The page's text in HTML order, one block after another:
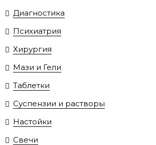
Диагностика
Психиатрия
Хирургия
Мази и Гели
Таблетки
Суспензии и растворы
Настойки
Свечи